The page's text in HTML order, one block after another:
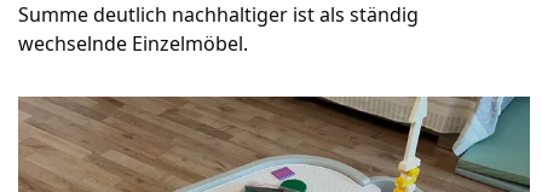
Summe deutlich nachhaltiger ist als ständig
wechselnde Einzelmöbel.